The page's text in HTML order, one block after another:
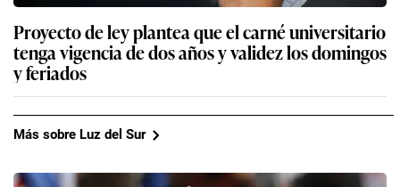
Proyecto de ley plantea que el carné universitario
tenga vigencia de dos años y validez los domingos
y feriados
Más sobre Luz del Sur